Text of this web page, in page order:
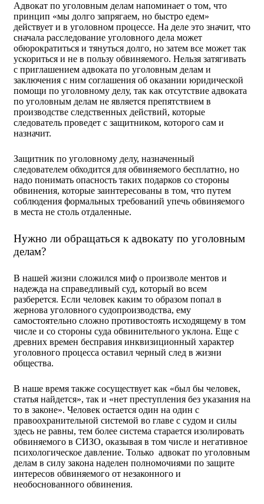
Адвокат по уголовным делам напоминает о том, что
принцип «мы долго запрягаем, но быстро едем»
действует и в уголовном процессе. На деле это значит, что
сначала расследование уголовного дела может
обюрократиться и тянуться долго, но затем все может так
ускориться и не в пользу обвиняемого. Нельзя затягивать
с приглашением адвоката по уголовным делам и
заключения с ним соглашения об оказании юридической
помощи по уголовному делу, так как отсутствие адвоката
по уголовным делам не является препятствием в
производстве следственных действий, которые
следователь проведет с защитником, которого сам и
назначит.
Защитник по уголовному делу, назначенный
следователем обходится для обвиняемого бесплатно, но
надо понимать опасность таких подарков со стороны
обвинения, которые заинтересованы в том, что путем
соблюдения формальных требований упечь обвиняемого
в места не столь отдаленные.
Нужно ли обращаться к адвокату по уголовным
делам?
В нашей жизни сложился миф о произволе ментов и
надежда на справедливый суд, который во всем
разберется. Если человек каким то образом попал в
жернова уголовного судопроизводства, ему
самостоятельно сложно противостоять исходящему в том
числе и со стороны суда обвинительного уклона. Еще с
древних времен бесправия инквизиционный характер
уголовного процесса оставил черный след в жизни
общества.
В наше время также сосуществует как «был бы человек,
статья найдется», так и «нет преступления без указания на
то в законе». Человек остается один на один с
правоохранительной системой во главе с судом и силы
здесь не равны, тем более система старается изолировать
обвиняемого в СИЗО, оказывая в том числе и негативное
психологическое давление. Только адвокат по уголовным
делам в силу закона наделен полномочиями по защите
интересов обвиняемого от незаконного и
необоснованного обвинения.